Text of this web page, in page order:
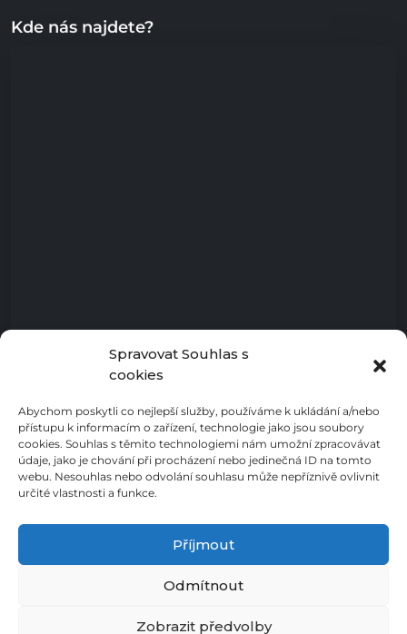
Spravovat Souhlas s
cookies
Abychom poskytli co nejlepší služby, používáme k ukládání a/nebo
přístupu k informacím o zařízení, technologie jako jsou soubory
cookies. Souhlas s těmito technologiemi nám umožní zpracovávat
údaje, jako je chování při procházení nebo jedinečná ID na tomto
webu. Nesouhlas nebo odvolání souhlasu může nepříznivě ovlivnit
určité vlastnosti a funkce.
Příjmout
Odmítnout
Zobrazit předvolby
Kde nás najdete?
Zásady ochrany osobních údajů
Prohlášení o přístupnosti Zásady cookies (EU)